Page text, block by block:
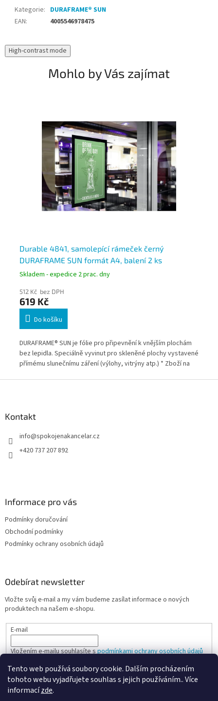
Tento web používá soubory cookie. Dalším procházením
tohoto webu vyjadřujete souhlas s jejich používáním.. Více
informacízde.
Kategorie: DURAFRAME® SUN
EAN: 4005546978475
High-contrast mode
Mohlo by Vás zajímat
Durable 4841, samolepící rámeček černý
DURAFRAME SUN formát A4, balení 2 ks
Skladem - expedice 2 prac. dny
512 Kč bez DPH
619 Kč
Do košíku
DURAFRAME® SUN je fólie pro připevnění k vnějším plochám
bez lepidla. Speciálně vyvinut pro skleněné plochy vystavené
přímému slunečnímu záření (výlohy, vitrýny atp.) * Zboží na
Kontakt
info@spokojenakancelar.cz
+420 737 207 892
Informace pro vás
Podmínky doručování
Obchodní podmínky
Podmínky ochrany osobních údajů
Odebírat newsletter
Vložte svůj e-mail a my vám budeme zasílat informace o nových
produktech na našem e-shopu.
E-mail
Vložením e-mailu souhlasíte spodmínkami ochrany osobních údajů
PŘIHLÁSIT SE